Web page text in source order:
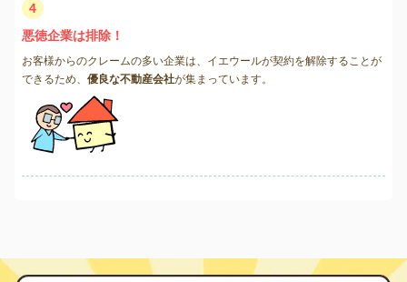
4
悪徳企業は排除！
お客様からのクレームの多い企業は、イエウールが契約を解除することが
できるため、 優良な不動産会社が集まっています。